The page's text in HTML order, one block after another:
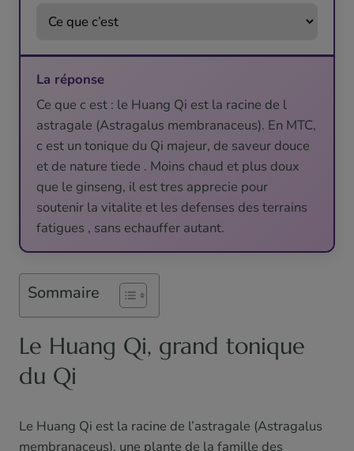
La réponse
Ce que c est : le Huang Qi est la racine de l
astragale (Astragalus membranaceus). En MTC,
c est un tonique du Qi majeur, de saveur douce
et de nature tiede . Moins chaud et plus doux
que le ginseng, il est tres apprecie pour
soutenir la vitalite et les defenses des terrains
fatigues , sans echauffer autant.
Sommaire
Le Huang Qi, grand tonique
du Qi
Le Huang Qi est la racine de l’astragale (Astragalus
membranaceus), une plante de la famille des